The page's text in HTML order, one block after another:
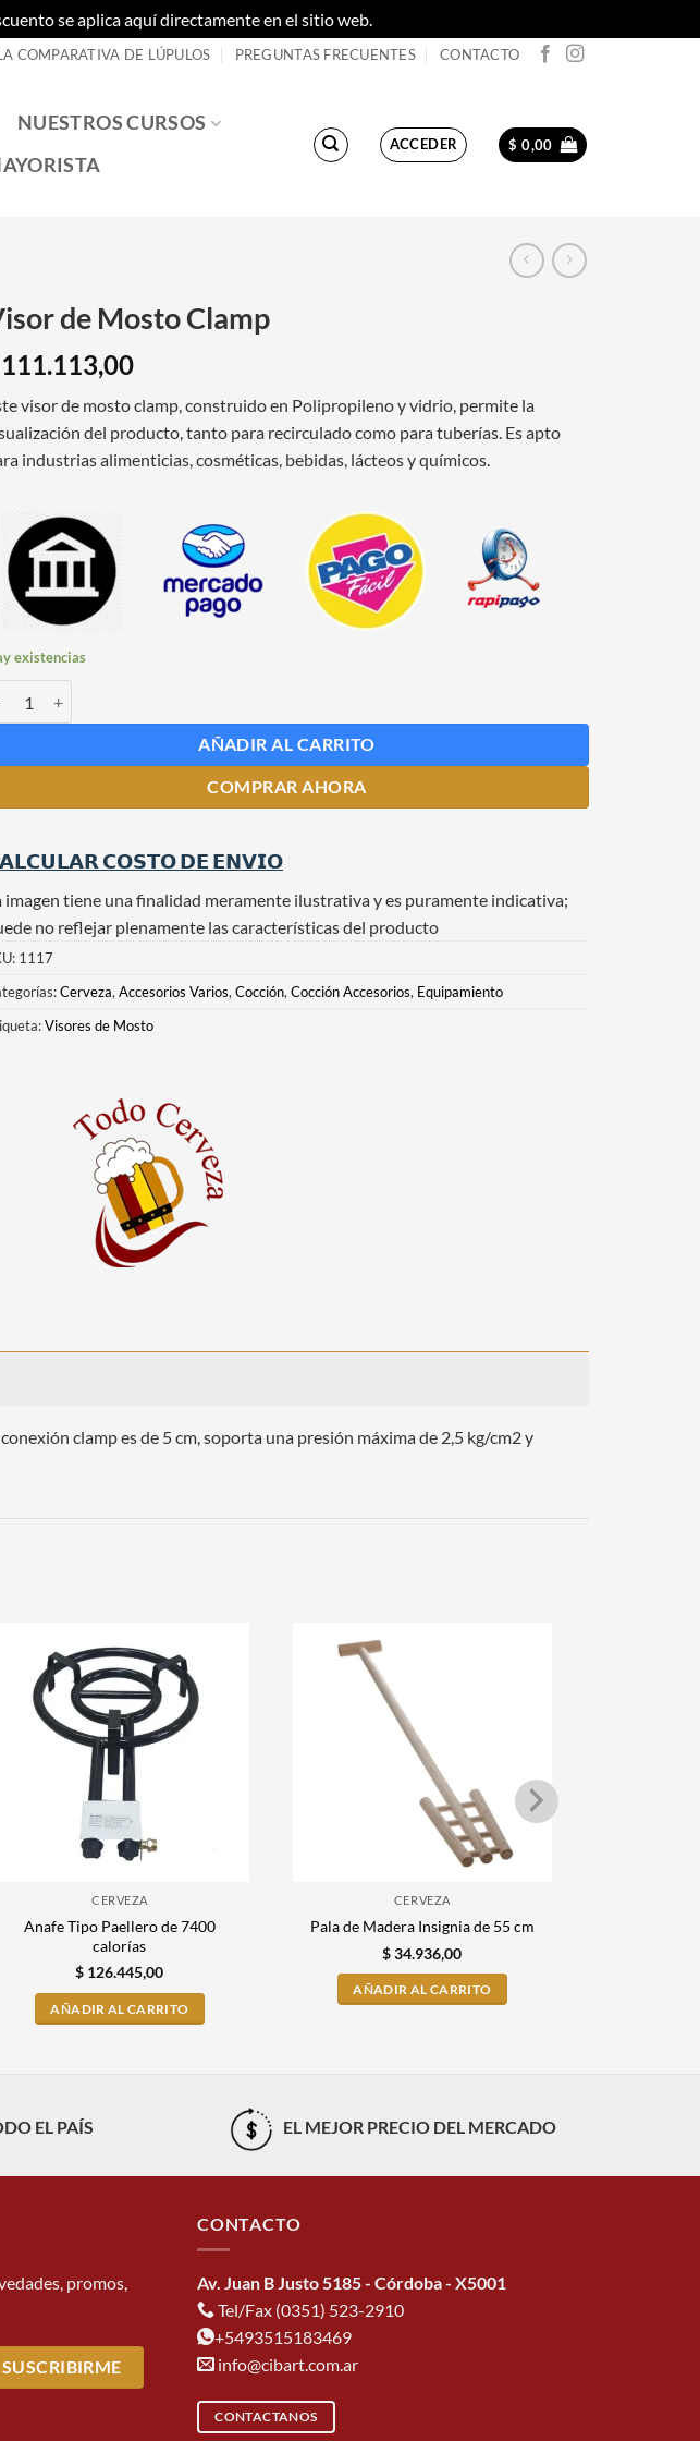
se aplica aquí directamente en el sitio web.
COMPARATIVA DE LÚPULOS PREGUNTAS FRECUENTES CONTACTO
NUESTROS CURSOS
ACCEDER $ 0,00
de Mosto Clamp
111.113,00
visor de mosto clamp, construido en Polipropileno y vidrio, permite la
del producto, tanto para recirculado como para tuberías. Es apto
industrias alimenticias, cosméticas, bebidas, lácteos y químicos.
existencias
AÑADIR AL CARRITO
COMPRAR AHORA
𝗖𝗢𝗦𝗧𝗢 𝗗𝗘 𝗘𝗡𝗩𝗜𝗢
imagen tiene una finalidad meramente ilustrativa y es puramente indicativa;
no reflejar plenamente las características del producto
1117
Cerveza,Accesorios Varios,Cocción,Cocción Accesorios, Equipamiento
Visores de Mosto
clamp es de 5 cm, soporta una presión máxima de 2,5 kg/cm2 y
CERVEZA
Anafe Tipo Paellero de 7400
calorías
$ 126.445,00
AÑADIR AL CARRITO
CERVEZA
Pala de Madera Insignia de 55 cm
$34.936,00
AÑADIR AL CARRITO
EL PAÍS EL MEJOR PRECIO DEL MERCADO
promos,
CONTACTO
Av. Juan B Justo 5185 - Córdoba - X5001
Tel/Fax (0351) 523-2910
+5493515183469
info@cibart.com.ar
CONTACTANOS